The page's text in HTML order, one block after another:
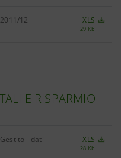
12 XLS
29 Kb
E RISPARMIO
- dati
XLS
28 Kb